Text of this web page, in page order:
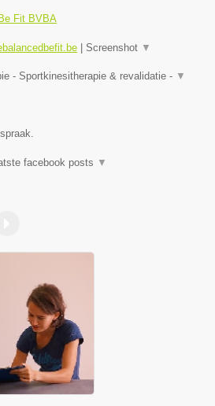
Fit BVBA
| Screenshot ▼
- Sportkinesitherapie & revalidatie - ▼
facebook posts ▼